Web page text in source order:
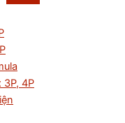
3P, 4P